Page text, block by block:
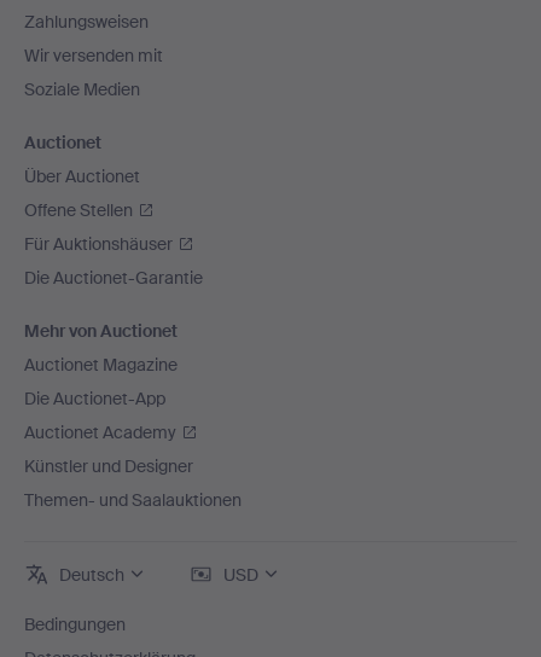
Zahlungsweisen
Wir versenden mit
Soziale Medien
Auctionet
Über Auctionet
Offene Stellen
Für Auktionshäuser
Die Auctionet-Garantie
Mehr von Auctionet
Auctionet Magazine
Die Auctionet-App
Auctionet Academy
Künstler und Designer
Themen- und Saalauktionen
Deutsch USD
Bedingungen